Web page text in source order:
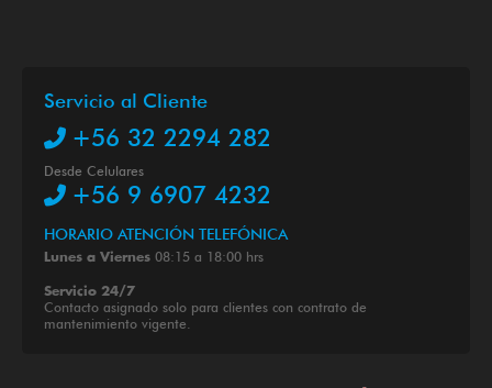
Servicio al Cliente
+56 32 2294 282
Desde Celulares
+56 9 6907 4232
HORARIO ATENCIÓN TELEFÓNICA
Lunes a Viernes 08:15 a 18:00 hrs
Servicio 24/7
Contacto asignado solo para clientes con contrato de
mantenimiento vigente.